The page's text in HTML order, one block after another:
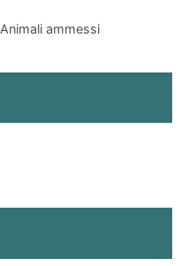
Animali ammessi